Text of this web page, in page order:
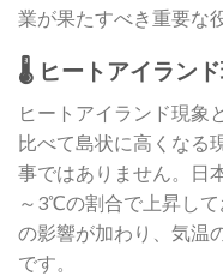
業が果たすべき重要な
🌡️ ヒートアイラン
ヒートアイランド現象
比べて島状に高くなる
事ではありません。日
～3℃の割合で上昇し
の影響が加わり、気温
です。